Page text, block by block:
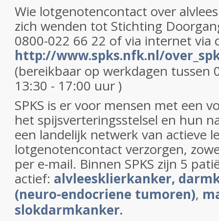
Wie lotgenotencontact over
zich wenden tot Stichting
0800-022 66 22 of via internet via
http://www.spks.nfk.nl/
(bereikbaar op werkdagen tussen
13:30 - 17:00 uur )
SPKS is er voor mensen met een
het spijsverteringsstelsel en hun
een landelijk netwerk van actieve
lotgenotencontact verzorgen,
per e-mail. Binnen SPKS zijn 5
actief: alvleesklierkanker,
(neuro-endocriene tumoren),
slokdarmkanker.